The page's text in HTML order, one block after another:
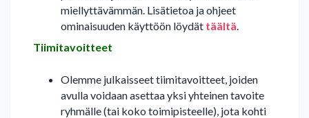
miellyttävämmän. Lisätietoa ja ohjeet
ominaisuuden käyttöön löydät täältä.
Tiimitavoitteet
Olemme julkaisseet tiimitavoitteet, joiden
avulla voidaan asettaa yksi yhteinen tavoite
ryhmälle (tai koko toimipisteelle), jota kohti